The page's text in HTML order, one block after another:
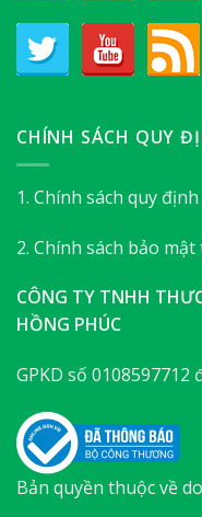
CHÍNH SÁCH QUY
1. Chính sách quy
2. Chính sách bảo
CÔNG TY TNHH
HỒNG PHÚC
GPKD số
Bản quyền thuộc về